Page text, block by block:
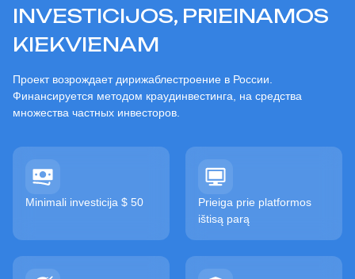
INVESTICIJOS, PRIEINAMOS
KIEKVIENAM
Проект возрождает дирижаблестроение в России.
Финансируется методом краудинвестинга, на средства
множества частных инвесторов.
Minimali investicija $ 50
Prieiga prie platformos
ištisą parą